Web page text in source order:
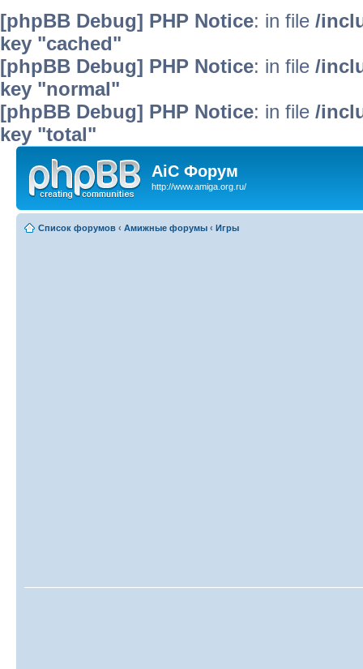
[phpBB Debug] PHP Notice: in file /
key "cached"
[phpBB Debug] PHP Notice: in file /
key "normal"
[phpBB Debug] PHP Notice: in file /
key "total"
AiC Форум
http://www.amiga.org.ru/
Список форумов ‹ Амижные форумы ‹ Игры